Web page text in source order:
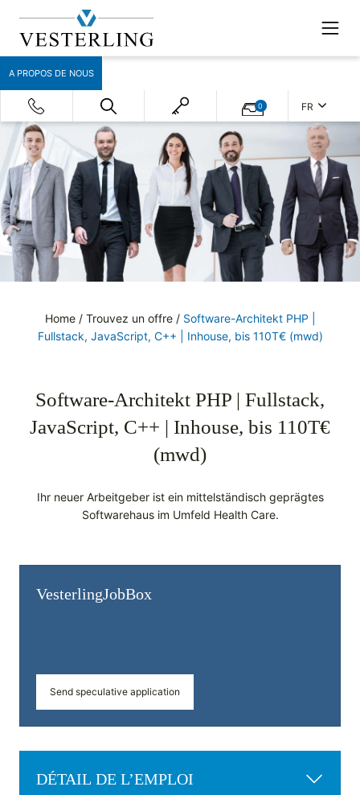
A PROPOS DE NOUS
0 FR
Home/ Trouvez un offre/ Software-Architekt PHP |
Fullstack, JavaScript, C++ | Inhouse, bis 110T€ (mwd)
Software-Architekt PHP | Fullstack,
JavaScript, C++ | Inhouse, bis 110T€
(mwd)
Ihr neuer Arbeitgeber ist ein mittelständisch geprägtes
Softwarehaus im Umfeld Health Care.
Vesterling­JobBox
Send speculative application
DÉTAIL DE L’EMPLOI